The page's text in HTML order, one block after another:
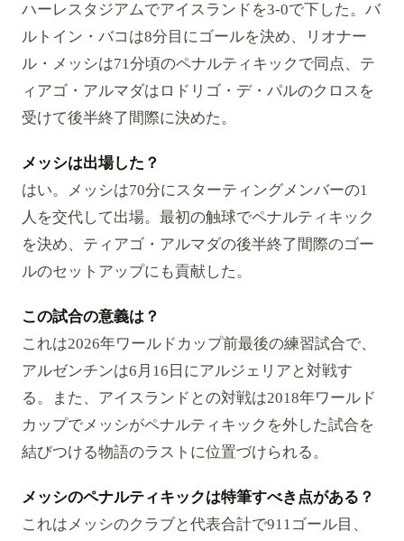
ハーレスタジアムでアイスランドを3-0で下した。バ
ルトイン・バコは8分目にゴールを決め、リオナー
ル・メッシは71分頃のペナルティキックで同点、テ
ィアゴ・アルマダはロドリゴ・デ・パルのクロスを
受けて後半終了間際に決めた。
メッシは出場した？
はい。メッシは70分にスターティングメンバーの1
人を交代して出場。最初の触球でペナルティキック
を決め、ティアゴ・アルマダの後半終了間際のゴー
ルのセットアップにも貢献した。
この試合の意義は？
これは2026年ワールドカップ前最後の練習試合で、
アルゼンチンは6月16日にアルジェリアと対戦す
る。また、アイスランドとの対戦は2018年ワールド
カップでメッシがペナルティキックを外した試合を
結びつける物語のラストに位置づけられる。
メッシのペナルティキックは特筆すべき点がある？
これはメッシのクラブと代表合計で911ゴール目、